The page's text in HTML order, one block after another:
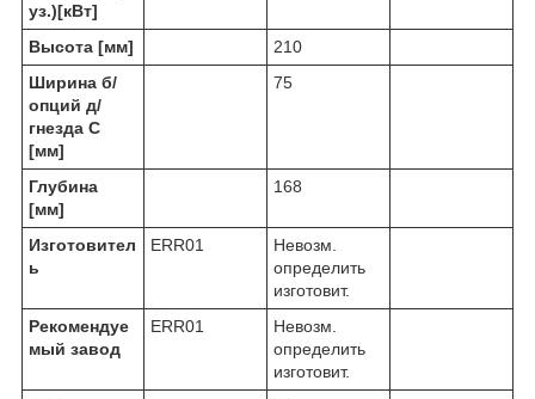
уз.)[кВт]
Высота [мм]
210
Ширина б/
опций д/
гнезда C
[мм]
75
Глубина
[мм]
168
Изготовител
ь
ERR01
Невозм.
определить
изготовит.
Рекомендуе
мый завод
ERR01
Невозм.
определить
изготовит.